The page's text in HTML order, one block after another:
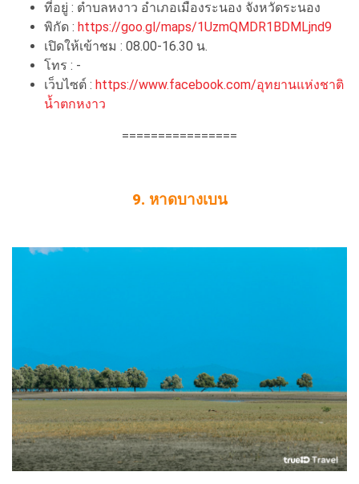
ที่อยู่ : ตำบลหงาว อำเภอเมืองระนอง จังหวัดระนอง
พิกัด : https://goo.gl/maps/1UzmQMDR1BDMLjnd9
เปิดให้เข้าชม : 08.00-16.30 น.
โทร : -
เว็บไซต์ : https://www.facebook.com/อุทยานแห่งชาติ
น้ำตกหงาว
================
9. หาดบางเบน